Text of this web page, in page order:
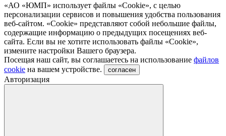
«АО «ЮМП» использует файлы «Сookie», с целью
персонализации сервисов и повышения удобства пользования
веб-сайтом. «Cookie» представляют собой небольшие файлы,
содержащие информацию о предыдущих посещениях веб-
сайта. Если вы не хотите использовать файлы «Сookie»,
измените настройки Вашего браузера.
Посещая наш сайт, вы соглашаетесь на использование файлов
cookie на вашем устройстве. согласен
Авторизация